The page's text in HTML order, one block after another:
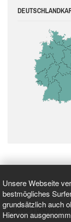
Unsere Webseite
bestmögliches
grundsätzlich auch
Hiervon
GEPRÜFT UND